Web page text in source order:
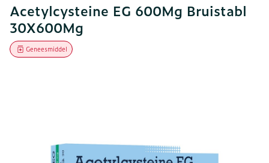
Acetylcysteine EG 600Mg Bruistabl
30X600Mg
Geneesmiddel